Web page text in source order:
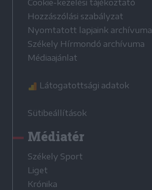
Cookie-kezelési tájékoztató
Hozzászólási szabályzat
Nyomtatott lapjaink archívuma
Székely Hírmondó archívuma
Médiaajánlat
Látogatottsági adatok
Sütibeállítások
Médiatér
Székely Sport
Liget
Krónika